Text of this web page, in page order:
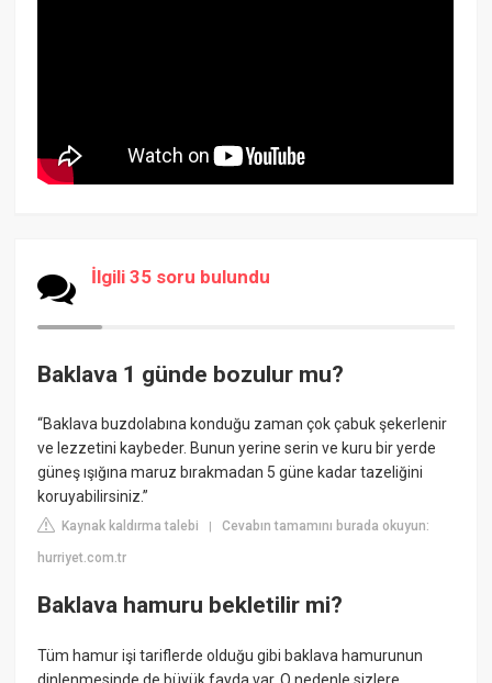
İlgili 35 soru bulundu
Baklava 1 günde bozulur mu?
“Baklava buzdolabına konduğu zaman çok çabuk şekerlenir
ve lezzetini kaybeder. Bunun yerine serin ve kuru bir yerde
güneş ışığına maruz bırakmadan 5 güne kadar tazeliğini
koruyabilirsiniz.”
Kaynak kaldırma talebi |Cevabın tamamını burada okuyun:
hurriyet.com.tr
Baklava hamuru bekletilir mi?
Tüm hamur işi tariflerde olduğu gibi baklava hamurunun